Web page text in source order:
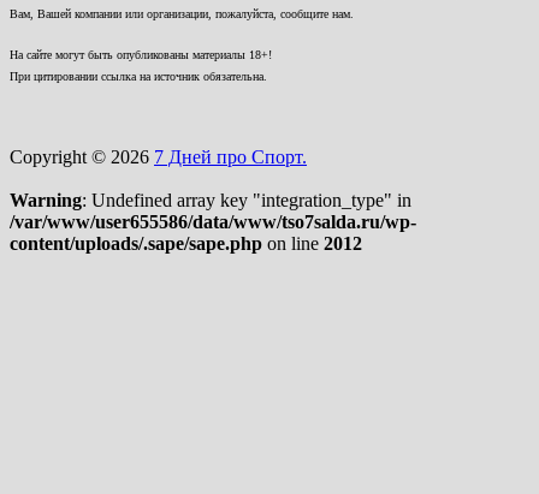
Вам, Вашей компании или организации, пожалуйста, сообщите нам.
На сайте могут быть опубликованы материалы 18+!
При цитировании ссылка на источник обязательна.
Copyright © 2026 7 Дней про Спорт.
Warning: Undefined array key "integration_type" in
/var/www/user655586/data/www/tso7salda.ru/wp-
content/uploads/.sape/sape.php on line 2012